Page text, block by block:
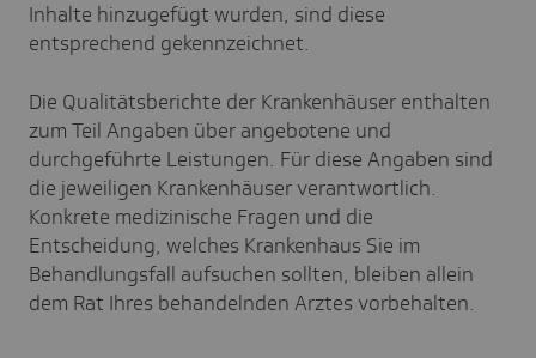
Inhalte hinzugefügt wurden, sind diese
entsprechend gekennzeichnet.
Die Qualitätsberichte der Krankenhäuser enthalten
zum Teil Angaben über angebotene und
durchgeführte Leistungen. Für diese Angaben sind
die jeweiligen Krankenhäuser verantwortlich.
Konkrete medizinische Fragen und die
Entscheidung, welches Krankenhaus Sie im
Behandlungsfall aufsuchen sollten, bleiben allein
dem Rat Ihres behandelnden Arztes vorbehalten.